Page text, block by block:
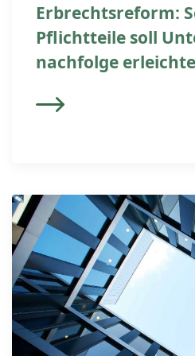
Erbrechtsreform:
Pflichtteile soll
nachfolge